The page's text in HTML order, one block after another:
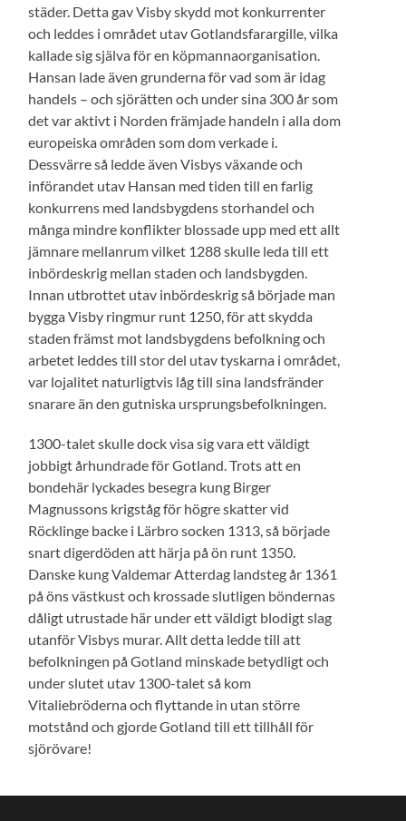
städer. Detta gav Visby skydd mot konkurrenter
och leddes i området utav Gotlandsfarargille, vilka
kallade sig själva för en köpmannaorganisation.
Hansan lade även grunderna för vad som är idag
handels – och sjörätten och under sina 300 år som
det var aktivt i Norden främjade handeln i alla dom
europeiska områden som dom verkade i.
Dessvärre så ledde även Visbys växande och
införandet utav Hansan med tiden till en farlig
konkurrens med landsbygdens storhandel och
många mindre konflikter blossade upp med ett allt
jämnare mellanrum vilket 1288 skulle leda till ett
inbördeskrig mellan staden och landsbygden.
Innan utbrottet utav inbördeskrig så började man
bygga Visby ringmur runt 1250, för att skydda
staden främst mot landsbygdens befolkning och
arbetet leddes till stor del utav tyskarna i området,
var lojalitet naturligtvis låg till sina landsfränder
snarare än den gutniska ursprungsbefolkningen.
1300-talet skulle dock visa sig vara ett väldigt
jobbigt århundrade för Gotland. Trots att en
bondehär lyckades besegra kung Birger
Magnussons krigståg för högre skatter vid
Röcklinge backe i Lärbro socken 1313, så började
snart digerdöden att härja på ön runt 1350.
Danske kung Valdemar Atterdag landsteg år 1361
på öns västkust och krossade slutligen böndernas
dåligt utrustade här under ett väldigt blodigt slag
utanför Visbys murar. Allt detta ledde till att
befolkningen på Gotland minskade betydligt och
under slutet utav 1300-talet så kom
Vitaliebröderna och flyttande in utan större
motstånd och gjorde Gotland till ett tillhåll för
sjörövare!